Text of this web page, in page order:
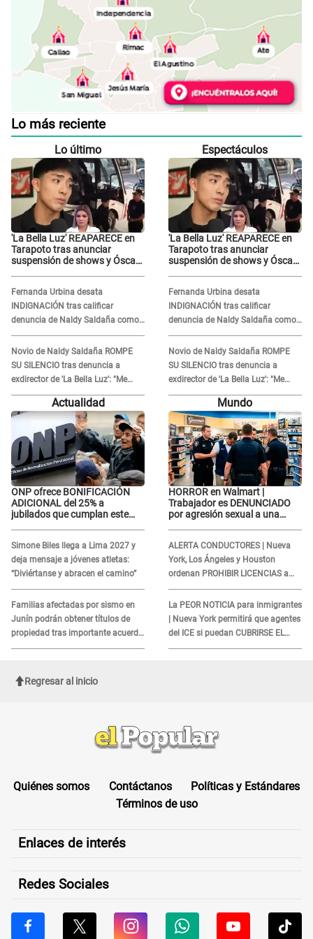
Lo más reciente
Lo último
'La Bella Luz' REAPARECE en
Tarapoto tras anunciar
suspensión de shows y Óscar
Fernanda Urbina desata
INDIGNACIÓN tras calificar
denuncia de Naldy Saldaña como
'acto bochornoso': "No es justo
atacar a otra mujer"
Novio de Naldy Saldaña ROMPE
SU SILENCIO tras denuncia a
exdirector de 'La Bella Luz': "Me
basta con que ella esté bien"
Espectáculos
'La Bella Luz' REAPARECE en
Tarapoto tras anunciar
suspensión de shows y Óscar
Fernanda Urbina desata
INDIGNACIÓN tras calificar
denuncia de Naldy Saldaña como
'acto bochornoso': "No es justo
atacar a otra mujer"
Novio de Naldy Saldaña ROMPE
SU SILENCIO tras denuncia a
exdirector de 'La Bella Luz': "Me
basta con que ella esté bien"
Actualidad
ONP ofrece BONIFICACIÓN
ADICIONAL del 25% a
jubilados que cumplan este
Simone Biles llega a Lima 2027 y
deja mensaje a jóvenes atletas:
“Diviértanse y abracen el camino”
Familias afectadas por sismo en
Junín podrán obtener títulos de
propiedad tras importante acuerdo
de Cofopri
Mundo
HORROR en Walmart |
Trabajador es DENUNCIADO
por agresión sexual a una
ALERTA CONDUCTORES | Nueva
York, Los Ángeles y Houston
ordenan PROHIBIR LICENCIAS a
quienes no presenten ESTE
DOCUMENTO
La PEOR NOTICIA para inmigrantes
| Nueva York permitirá que agentes
del ICE si puedan CUBRIRSE EL
ROSTRO
Regresar al inicio
Quiénes somos Contáctanos
Políticas y Estándares
Términos de uso
Enlaces de interés
Redes Sociales